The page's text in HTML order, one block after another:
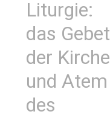
Liturgie:
das Gebet
der Kirche
und Atem
des